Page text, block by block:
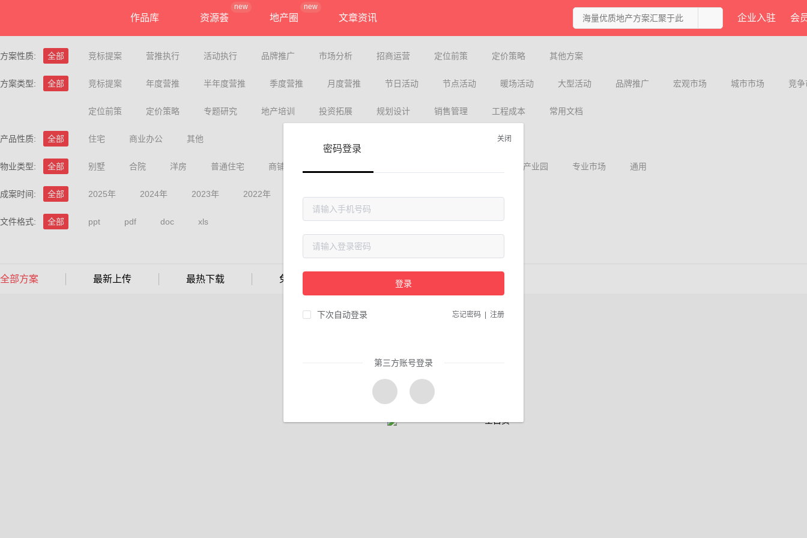
作品库 资源荟
new
地产圈
new
文章资讯 企业入驻 会
方案性质: 全部 竞标提案 营推执行 活动执行 品牌推广 市场分析 招商运营 定位前策 定价策略 其他方案
方案类型: 全部 竞标提案 年度营推 半年度营推 季度营推 月度营推 节日活动 节点活动 暖场活动 大型活动 品牌推广 宏观市场 城市市场 竞
定位前策 定价策略 专题研究 地产培训 投资拓展 规划设计 销售管理 工程成本 常用文档
产品性质: 全部 住宅 商业办公 其他
物业类型: 全部 别墅 合院 洋房 普通住宅 商铺商街 产业园 专业市场 通用
成案时间: 全部 2025年 2024年 2023年 2022年
文件格式: 全部 ppt pdf doc xls
全部方案 最新上传 最热下载 免费专区
关闭
密码登录
登录
下次自动登录 忘记密码 注册
第三方账号登录